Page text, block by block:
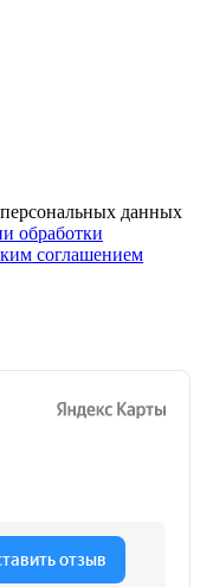
данных
обработки
соглашением